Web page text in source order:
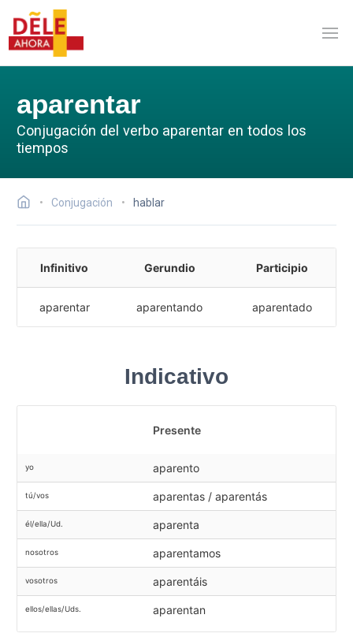
aparentar
Conjugación del verbo aparentar en todos los
tiempos
Conjugación hablar
Infinitivo Gerundio Participio
aparentar aparentando aparentado
Indicativo
Presente
yo aparento
tú/vos aparentas / aparentás
él/ella/Ud. aparenta
nosotros aparentamos
vosotros aparentáis
ellos/ellas/Uds. aparentan